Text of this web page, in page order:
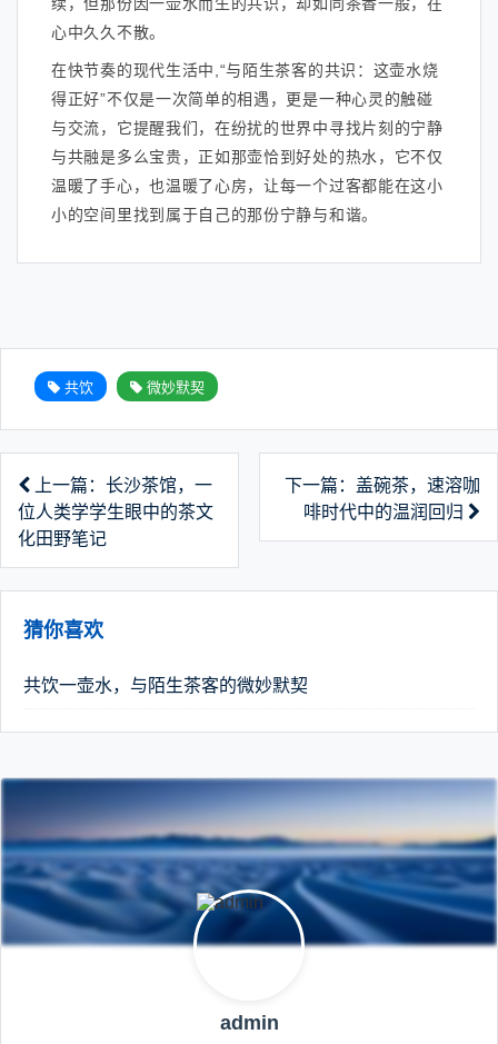
心中久久不散。
在快节奏的现代生活中,“与陌生茶客的共识：这壶水烧
得正好”不仅是一次简单的相遇，更是一种心灵的触碰
与交流，它提醒我们，在纷扰的世界中寻找片刻的宁静
与共融是多么宝贵，正如那壶恰到好处的热水，它不仅
温暖了手心，也温暖了心房，让每一个过客都能在这小
小的空间里找到属于自己的那份宁静与和谐。
共饮 微妙默契
上一篇：长沙茶馆，一
位人类学学生眼中的茶文
化田野笔记
下一篇：盖碗茶，速溶咖
啡时代中的温润回归
猜你喜欢
共饮一壶水，与陌生茶客的微妙默契
admin